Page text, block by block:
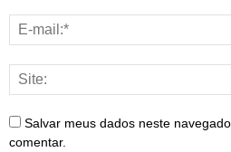
Salvar meus dados neste
comentar.